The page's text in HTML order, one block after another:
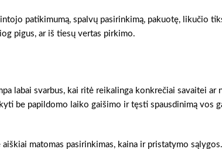
patikimumą, spalvų pasirinkimą, pakuotę, likučio
pigus, ar iš tiesų vertas pirkimo.
labai svarbus, kai ritė reikalinga konkrečiai savaitei ar
be papildomo laiko gaišimo ir tęsti spausdinimą vos
matomas pasirinkimas, kaina ir pristatymo sąlygos.